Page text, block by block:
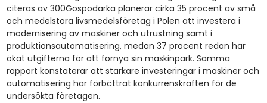
citeras av 300Gospodarka planerar cirka 35 procent av små
och medelstora livsmedelsföretag i Polen att investera i
modernisering av maskiner och utrustning samt i
produktionsautomatisering, medan 37 procent redan har
ökat utgifterna för att förnya sin maskinpark. Samma
rapport konstaterar att starkare investeringar i maskiner och
automatisering har förbättrat konkurrenskraften för de
undersökta företagen.